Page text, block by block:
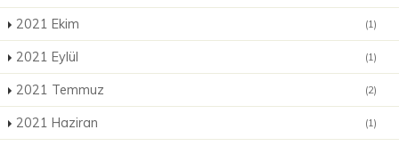
2021 Ekim (1)
2021 Eylül (1)
2021 Temmuz (2)
2021 Haziran (1)